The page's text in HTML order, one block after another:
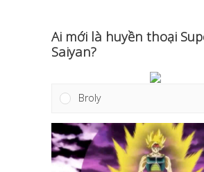
Ai mới là huyền thoại
Saiyan?
Broly